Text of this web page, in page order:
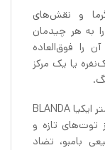
و نقش‌های
به هر چیدمان
سانتی‌متری آن را فوق‌العاده
یا یک مرکز
تصور کنید اندازه کاسه بامبو قطر 12 سانتی متر ایکیا BLANDA
توت‌های تازه و
بامبو، تضاد